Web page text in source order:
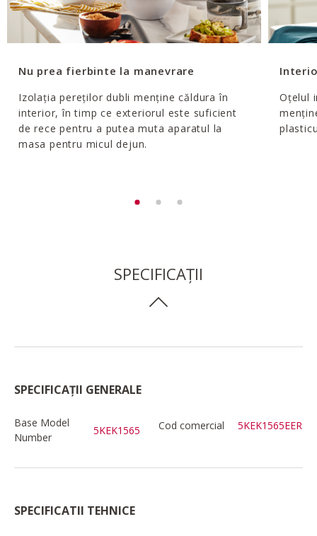
Nu prea fierbinte la manevrare
Izolația pereților dubli menține căldura în
interior, în timp ce exteriorul este suficient
de rece pentru a putea muta aparatul la
masa pentru micul dejun.
Oțelul
SPECIFICAȚII
SPECIFICAȚII GENERALE
Base Model
Number
5KEK1565 Cod comercial 5KEK1565EER
SPECIFICATII TEHNICE